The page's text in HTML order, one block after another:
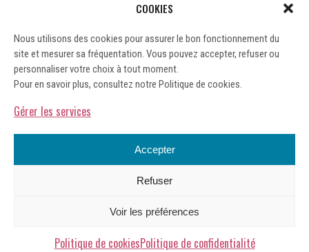
COOKIES
Nous utilisons des cookies pour assurer le bon fonctionnement du
site et mesurer sa fréquentation. Vous pouvez accepter, refuser ou
personnaliser votre choix à tout moment.
Pour en savoir plus, consultez notre Politique de cookies.
Gérer les services
Accepter
Refuser
Voir les préférences
Politique de cookiesPolitique de confidentialité
Gérer les cookies